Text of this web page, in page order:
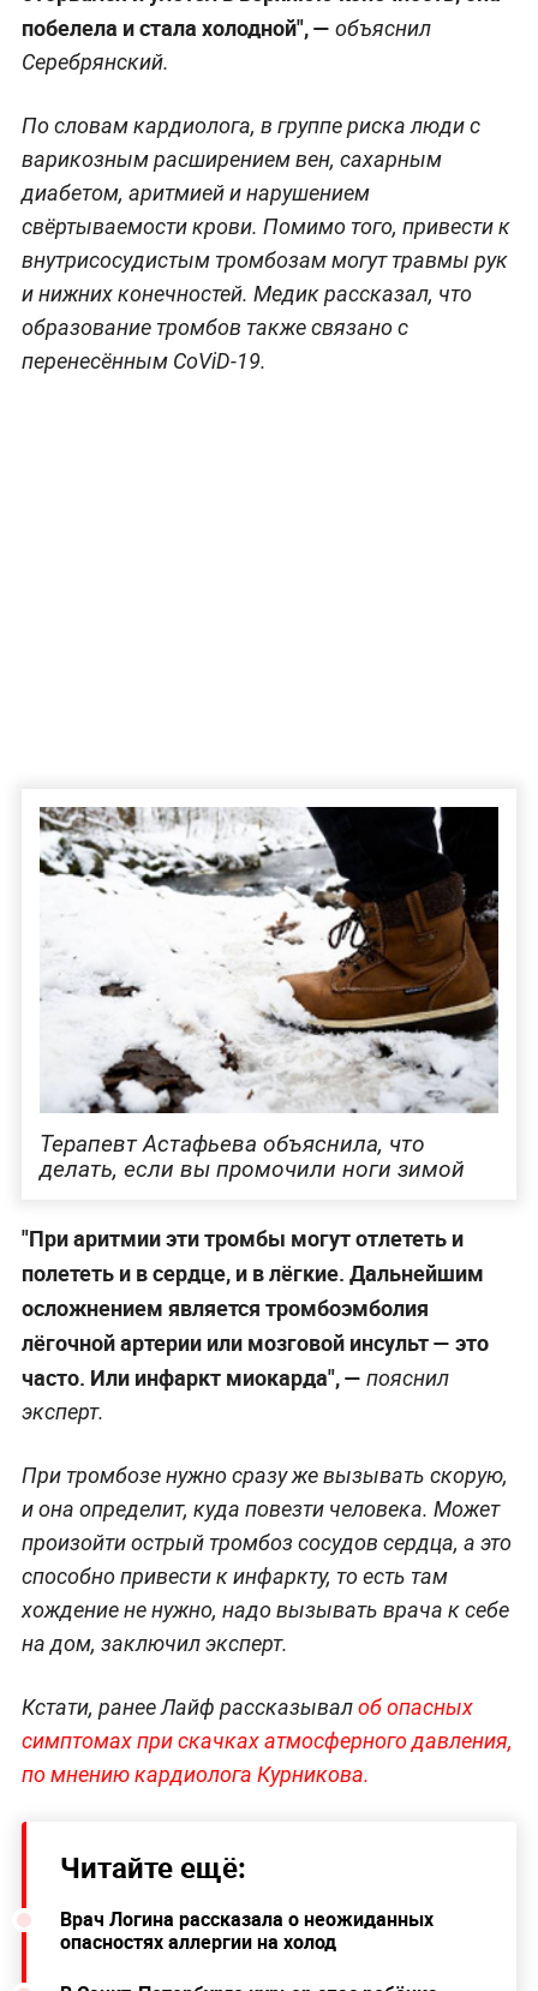
побелела и стала холодной", — объяснил
Серебрянский.
По словам кардиолога, в группе риска люди с
варикозным расширением вен, сахарным
диабетом, аритмией и нарушением
свёртываемости крови. Помимо того, привести к
внутрисосудистым тромбозам могут травмы рук
и нижних конечностей. Медик рассказал, что
образование тромбов также связано с
перенесённым CoViD-19.
Терапевт Астафьева объяснила, что
делать, если вы промочили ноги зимой
"При аритмии эти тромбы могут отлететь и
полететь и в сердце, и в лёгкие. Дальнейшим
осложнением является тромбоэмболия
лёгочной артерии или мозговой инсульт — это
часто. Или инфаркт миокарда", — пояснил
эксперт.
При тромбозе нужно сразу же вызывать скорую,
и она определит, куда повезти человека. Может
произойти острый тромбоз сосудов сердца, а это
способно привести к инфаркту, то есть там
хождение не нужно, надо вызывать врача к себе
на дом, заключил эксперт.
Кстати, ранее Лайф рассказывалоб опасных
симптомах при скачках атмосферного давления,
по мнению кардиолога Курникова.
Читайте ещё:
Врач Логина рассказала о неожиданных
опасностях аллергии на холод